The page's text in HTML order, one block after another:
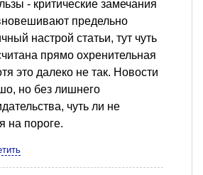
- критические замечания
предельно
настрой статьи, тут чуть
прямо охренительная
это далеко не так. Новости
но без лишнего
чуть ли не
на пороге.